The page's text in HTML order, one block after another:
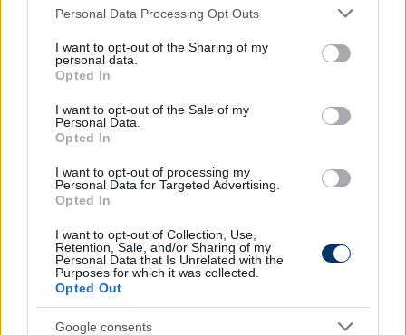
Please note that this website/app uses one or more Google
not limited to your visit or usage behaviour. You may click to
grant or deny consent to Google and its third-party tags to
use your data for below specified purposes in below Google
consent section.
Personal Data Processing Opt Outs
I want to opt-out of the Sharing of my
personal data.
Opted In
I want to opt-out of the Sale of my
Personal Data.
Opted In
I want to opt-out of processing my
Personal Data for Targeted Advertising.
Opted In
I want to opt-out of Collection, Use,
Retention, Sale, and/or Sharing of my
Personal Data that Is Unrelated with the
Purposes for which it was collected.
Opted Out
Google consents
találkozhatnak a 3 bajnokin 9 pontot begyűjtő
góllövőlistájának vezetőjével, Balajti Ádámmal, a 17
évesen góllal debütáló Rétyi Róberttel, Domonyai
László klubigazgatóval, a Vasas Kubala Akadémia
tulajdonosával, Nagy Miklóssal, valamint a Vasas
Óbuda röplabda csapatának több kiválóságával.
A résztvevőkkel lehetőség nyílik kötetlen
beszélgetésekre, közös fotók készítésére, valamint
játékra is sor kerül, melynek keretein belül
ajándékokat nyerhetnek szurkolóink. A rendezvény
után a klub játékosai ellátogatnak a Madarász
Utcai Gyermekkórházba, ahol megajándékozzák a
beteg gyerekeket.